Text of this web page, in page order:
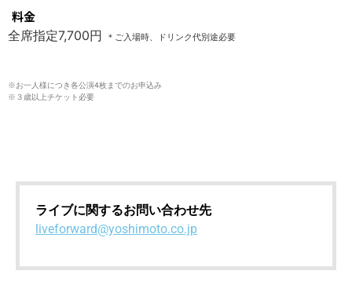
料金
全席指定7,700円 ＊ご入場時、ドリンク代別途必要
※お一人様につき各公演4枚までのお申込み
※３歳以上チケット必要
ライブに関するお問い合わせ先
liveforward@yoshimoto.co.jp